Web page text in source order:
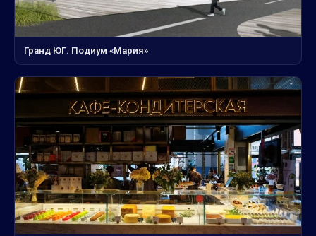
Гранд ЮГ. Подиум «Мария»